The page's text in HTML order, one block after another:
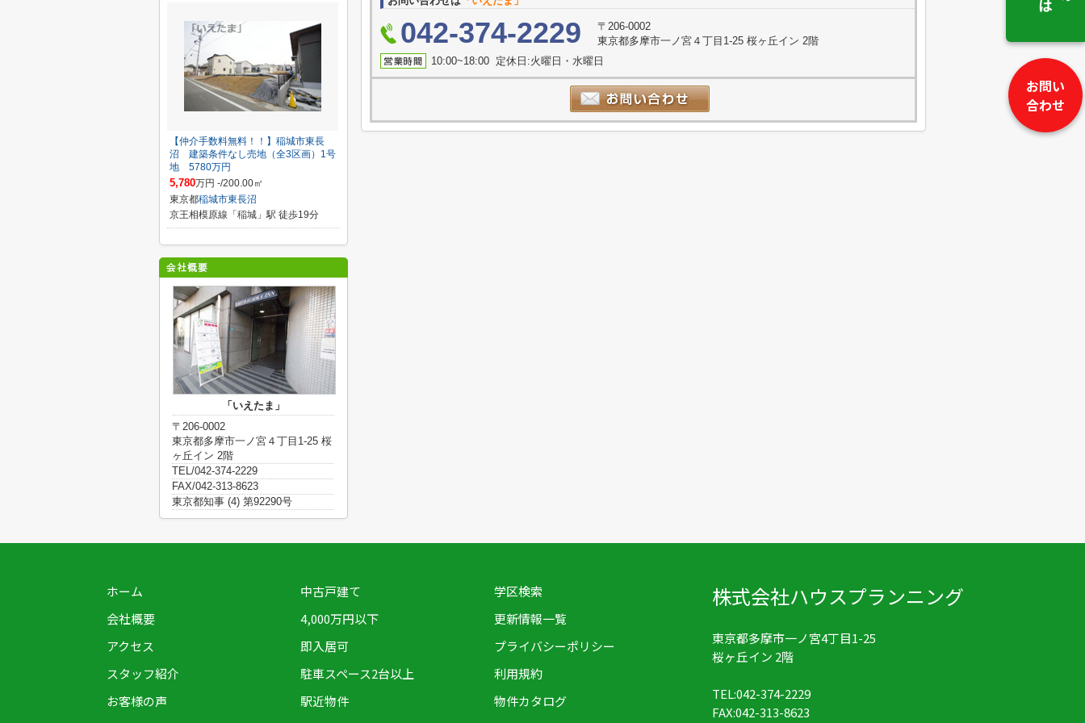
お問い
合わせ
042-374-2229
〒206-0002
東京都多摩市一ノ宮４丁目1-25 桜ヶ丘イン 2階
10:00~18:00 定休日:火曜日・水曜日
【仲介手数料無料！！】稲城市東長
沼 建築条件なし売地（全3区画）1号
地 5780万円
5,780万円 -/200.00㎡
東京都稲城市東長沼
京王相模原線「稲城」駅 徒歩19分
「いえたま」
〒206-0002
東京都多摩市一ノ宮４丁目1-25 桜
ヶ丘イン 2階
TEL/042-374-2229
FAX/042-313-8623
東京都知事 (4) 第92290号
ホーム
会社概要
アクセス
スタッフ紹介
お客様の声
中古戸建て
4,000万円以下
即入居可
駐車スペース2台以上
駅近物件
学区検索
更新情報一覧
プライバシーポリシー
利用規約
物件カタログ
株式会社ハウスプランニング
東京都多摩市一ノ宮4丁目1-25
桜ヶ丘イン 2階
TEL:042-374-2229
FAX:042-313-8623